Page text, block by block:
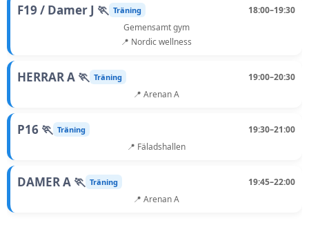
F19 / Damer J 🏃 Träning
18:00–19:30
Gemensamt gym
📍 Nordic wellness
HERRAR A 🏃 Träning
19:00–20:30
📍 Arenan A
P16 🏃 Träning
19:30–21:00
📍 Fäladshallen
DAMER A 🏃 Träning
19:45–22:00
📍 Arenan A